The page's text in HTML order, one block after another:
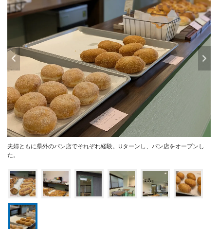
夫婦ともに県外のパン店でそれぞれ経験。Uターンし、パン店をオープンし
た。